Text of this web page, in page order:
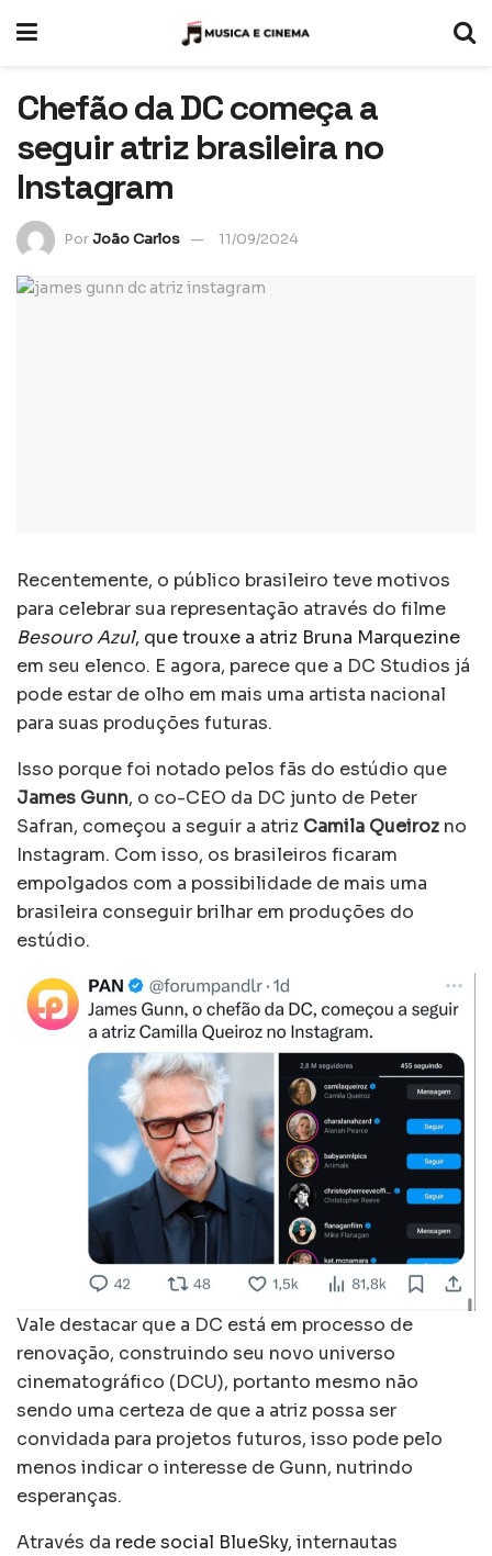
Chefão da DC começa a
seguir atriz brasileira no
Instagram
PorJoão Carlos 11/09/2024
Recentemente, o público brasileiro teve motivos
para celebrar sua representação através do filme
Besouro Azul, que trouxe a atriz Bruna Marquezine
em seu elenco. E agora, parece que a DC Studios já
pode estar de olho em mais uma artista nacional
para suas produções futuras.
Isso porque foi notado pelos fãs do estúdio que
James Gunn, o co-CEO da DC junto de Peter
Safran, começou a seguir a atriz Camila Queiroz no
Instagram. Com isso, os brasileiros ficaram
empolgados com a possibilidade de mais uma
brasileira conseguir brilhar em produções do
estúdio.
Vale destacar que a DC está em processo de
renovação, construindo seu novo universo
cinematográfico (DCU), portanto mesmo não
sendo uma certeza de que a atriz possa ser
convidada para projetos futuros, isso pode pelo
menos indicar o interesse de Gunn, nutrindo
esperanças.
Através da rede social BlueSky, internautas